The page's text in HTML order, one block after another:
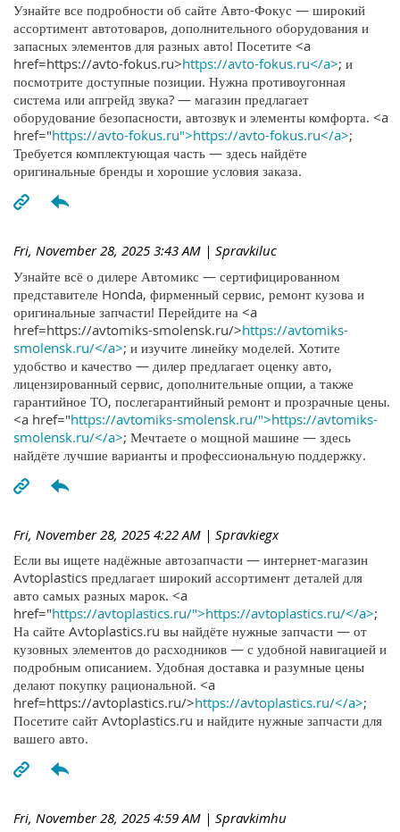
Узнайте все подробности об сайте Авто-Фокус — широкий
ассортимент автотоваров, дополнительного оборудования и
запасных элементов для разных авто! Посетите <a
href=https://avto-fokus.ru>https://avto-fokus.ru</a>; и
посмотрите доступные позиции. Нужна противоугонная
система или апгрейд звука? — магазин предлагает
оборудование безопасности, автозвук и элементы комфорта. <a
href="https://avto-fokus.ru">https://avto-fokus.ru</a>;
Требуется комплектующая часть — здесь найдёте
оригинальные бренды и хорошие условия заказа.
Fri, November 28, 2025 3:43 AM | Spravkiluc
Узнайте всё о дилере Автомикс — сертифицированном
представителе Honda, фирменный сервис, ремонт кузова и
оригинальные запчасти! Перейдите на <a
href=https://avtomiks-smolensk.ru/>https://avtomiks-
smolensk.ru/</a>; и изучите линейку моделей. Хотите
удобство и качество — дилер предлагает оценку авто,
лицензированный сервис, дополнительные опции, а также
гарантийное ТО, послегарантийный ремонт и прозрачные цены.
<a href="https://avtomiks-smolensk.ru/">https://avtomiks-
smolensk.ru/</a>; Мечтаете о мощной машине — здесь
найдёте лучшие варианты и профессиональную поддержку.
Fri, November 28, 2025 4:22 AM | Spravkiegx
Если вы ищете надёжные автозапчасти — интернет-магазин
Avtoplastics предлагает широкий ассортимент деталей для
авто самых разных марок. <a
href="https://avtoplastics.ru/">https://avtoplastics.ru/</a>;
На сайте Avtoplastics.ru вы найдёте нужные запчасти — от
кузовных элементов до расходников — с удобной навигацией и
подробным описанием. Удобная доставка и разумные цены
делают покупку рациональной. <a
href=https://avtoplastics.ru/>https://avtoplastics.ru/</a>;
Посетите сайт Avtoplastics.ru и найдите нужные запчасти для
вашего авто.
Fri, November 28, 2025 4:59 AM | Spravkimhu